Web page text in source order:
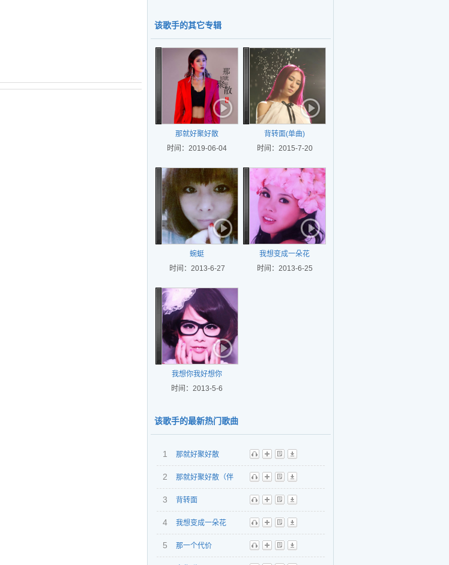
该歌手的其它专辑
那就好聚好散
时间：2019-06-04
背转面(单曲)
时间：2015-7-20
蜿蜓
时间：2013-6-27
我想变成一朵花
时间：2013-6-25
我想你我好想你
时间：2013-5-6
该歌手的最新热门歌曲
1
那就好聚好散
听
播 歌 下
2 那就好聚好散（伴
奏）
听 播 歌 下
3
背转面
听
播 歌 下
4
我想变成一朵花
听
播 歌 下
5
那一个代价
听
播 歌 下